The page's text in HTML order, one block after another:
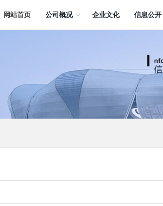
网站首页 公司概况 企业文化 信息公开